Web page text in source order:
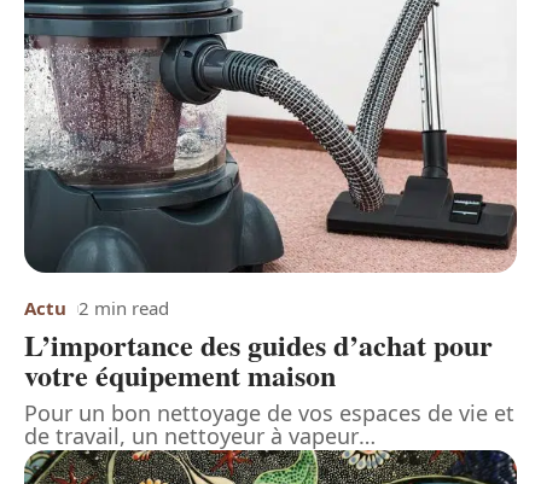
Actu 2 min read
L’importance des guides d’achat pour
votre équipement maison
Pour un bon nettoyage de vos espaces de vie et
de travail, un nettoyeur à vapeur…